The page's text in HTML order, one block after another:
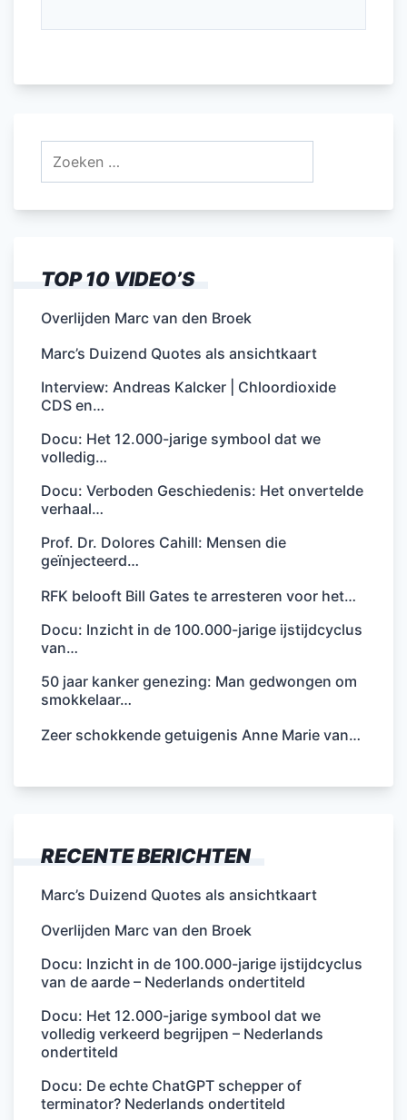
TOP 10 VIDEO’S
Overlijden Marc van den Broek
Marc’s Duizend Quotes als ansichtkaart
Interview: Andreas Kalcker | Chloordioxide
CDS en…
Docu: Het 12.000-jarige symbool dat we
volledig…
Docu: Verboden Geschiedenis: Het onvertelde
verhaal…
Prof. Dr. Dolores Cahill: Mensen die
geïnjecteerd…
RFK belooft Bill Gates te arresteren voor het…
Docu: Inzicht in de 100.000-jarige ijstijdcyclus
van…
50 jaar kanker genezing: Man gedwongen om
smokkelaar…
Zeer schokkende getuigenis Anne Marie van…
RECENTE BERICHTEN
Marc’s Duizend Quotes als ansichtkaart
Overlijden Marc van den Broek
Docu: Inzicht in de 100.000-jarige ijstijdcyclus
van de aarde – Nederlands ondertiteld
Docu: Het 12.000-jarige symbool dat we
volledig verkeerd begrijpen – Nederlands
ondertiteld
Docu: De echte ChatGPT schepper of
terminator? Nederlands ondertiteld